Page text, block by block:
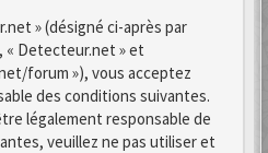
» (désigné ci-après par
« Detecteur.net » et
forum »), vous acceptez
des conditions suivantes.
légalement responsable de
veuillez ne pas utiliser et